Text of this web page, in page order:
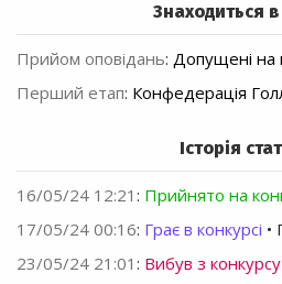
Знаходиться в
Прийом оповідань: Допущені на
Перший етап: Конфедерація
Історія
16/05/24 12:21 : Прийнято на
17/05/24 00:16: Грає в конкурсі •
23/05/24 21:01 : Вибув з конкурсу